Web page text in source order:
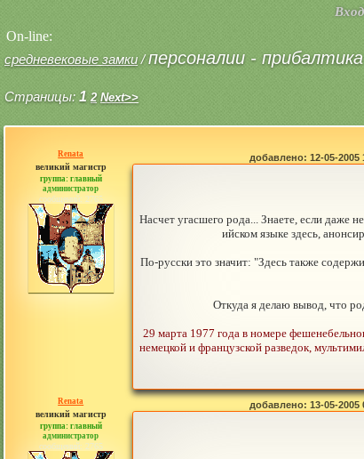
On-line:
средневековые замки /персоналии - прибалтика
Страницы: 1 2 Next>>
Renata
великий магистр
группа: главный
администратор
сообщений: 2765
добавлено: 12-05-2005
Насчет угасшего рода... Знаете, если даже
ийском языке здесь,
По-русски это значит: "Здесь также
Откуда я делаю вывод, что
29 марта 1977 года в номере
немецкой и французской разведок,
Renata
великий магистр
группа: главный
администратор
сообщений: 2765
добавлено: 13-05-2005